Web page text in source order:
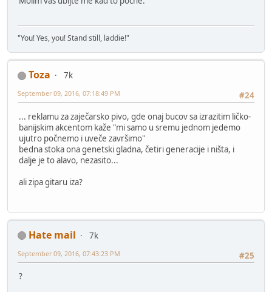
"You! Yes, you! Stand still, laddie!"
Toza
7k
#24
September 09, 2016, 07:18:49 PM
... reklamu za zaječarsko pivo, gde onaj bucov sa izrazitim ličko-
banijskim akcentom kaže "mi samo u sremu jednom jedemo
ujutro počnemo i uveče završimo"
bedna stoka ona genetski gladna, četiri generacije i ništa, i
dalje je to alavo, nezasito...
ali zipa gitaru iza?
Hate mail
7k
#25
September 09, 2016, 07:43:23 PM
?